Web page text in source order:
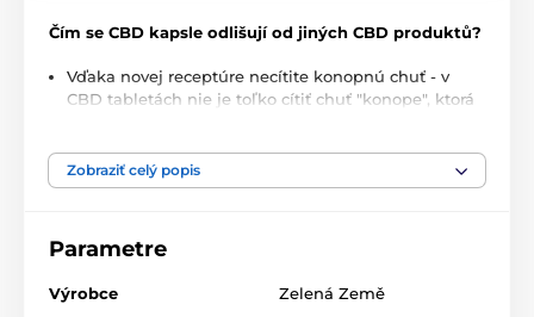
Čím se CBD kapsle odlišují od jiných CBD produktů?
Vďaka novej receptúre necítite konopnú chuť - v
CBD tabletách nie je toľko cítiť chuť "konope", ktorá
100% presné dávkovanie - jedna kapsula obsahuje
10 mg CBD.
Jednoduché na prehĺtanie.
Disktérne použitie - kapsule je možné užívať všade
a diskrétne.
Zobraziť celý popis
Parametre
Výrobce Zelená Země